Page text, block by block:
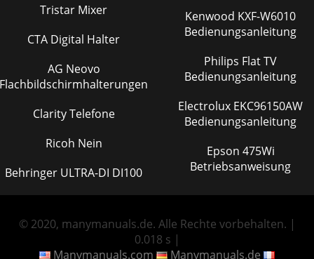
Tristar Mixer
CTA Digital Halter
AG Neovo
Flachbildschirmhalterungen
Clarity Telefone
Ricoh Nein
Behringer ULTRA-DI DI100
Kenwood KXF-W6010
Bedienungsanleitung
Philips Flat TV
Bedienungsanleitung
Electrolux EKC96150AW
Bedienungsanleitung
Epson 475Wi
Betriebsanweisung
© 2020, manymanuals.de. Alle Rechte vorbehalten. |
0.018 s |
Manymanuals.com
Manymanuals.de